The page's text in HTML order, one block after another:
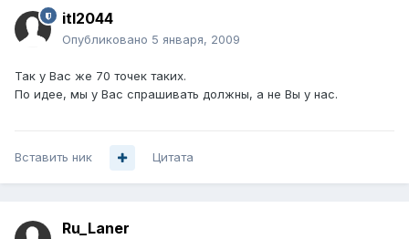
itl2044
Опубликовано 5 января, 2009
Так у Вас же 70 точек таких.
По идее, мы у Вас спрашивать должны, а не Вы у нас.
Вставить ник Цитата
Ru_Laner